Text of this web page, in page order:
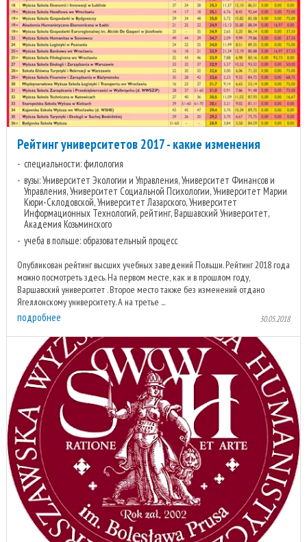
Рейтинг университетов 2017 - какие изменения
специальности: филология
вузы: Университет Экологии и Управления, Университет Финансов и
Управления, Университет Социальной Психологии, Университет Марии
Кюри-Склодовской, Университет Лазарского, Университет
Информационных Технологий, рейтинг, Варшавский Университет,
Академия Козьминского
учеба в польше: образовательный процесс
Опубликован рейтинг высших учебных заведений Польши. Рейтинг 2018 года
можно посмотреть здесь. На первом месте, как и в прошлом году,
Варшавский университет . Второе место также без изменений отдано
Ягеллонскому университету. А на третье ...
подробнее 30.05.2018